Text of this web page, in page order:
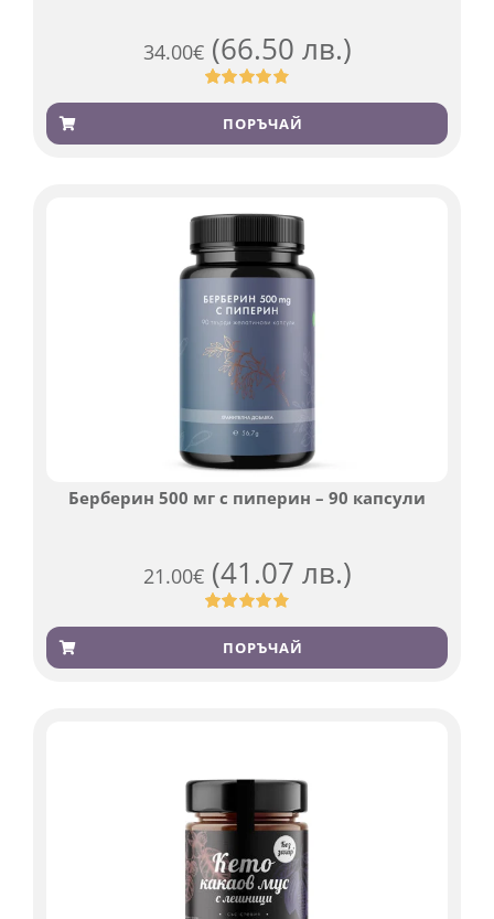
34.00€ (66.50 лв.)
Оценен
4.83 от 5,
базирано
923
ПОРЪЧАЙ
Берберин 500 мг с пиперин – 90 капсули
21.00€ (41.07 лв.)
Оценен
4.84 от 5,
базирано
369
ПОРЪЧАЙ